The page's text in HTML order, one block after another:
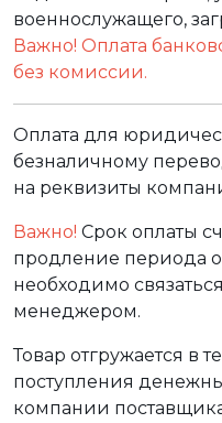
военнослужащего,
Важно! Оплата
без комиссии.
Оплата для
безналичному
на реквизиты
Важно! Срок оплаты
продление периода
необходимо
менеджером.
Товар отгружается в
поступления
компании